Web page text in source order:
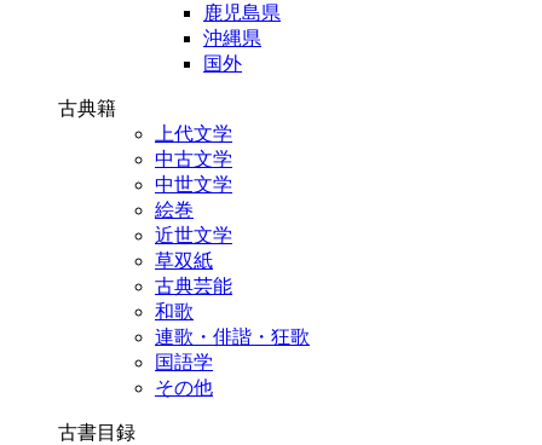
鹿児島県
沖縄県
国外
古典籍
上代文学
中古文学
中世文学
絵巻
近世文学
草双紙
古典芸能
和歌
連歌・俳諧・狂歌
国語学
その他
古書目録